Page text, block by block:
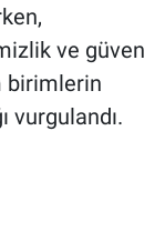
ve güven
birimlerin
vurgulandı.